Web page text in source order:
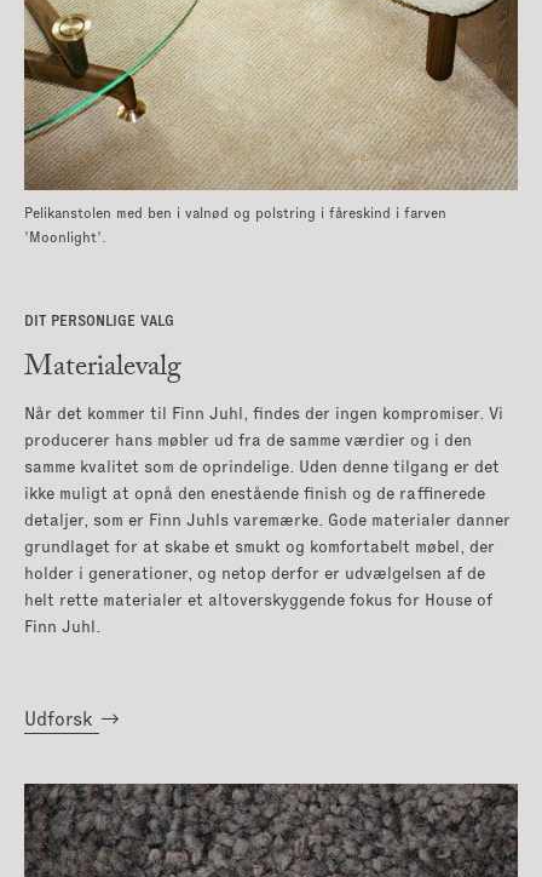
GÅ TIL KATEGORIER
Bænke|Fodskamler|
Hylder og opbevaring
|Lænestole
Skriveborde
Sofaborde|Sofaer
Spiseborde|Stole|
Tæpper|
Pelikanstolen med ben i valnød og polstring i fåreskind i farven
'Moonlight'.
DIT PERSONLIGE VALG
Materialevalg
Når det kommer til Finn Juhl, findes der ingen kompromiser. Vi
producerer hans møbler ud fra de samme værdier og i den
samme kvalitet som de oprindelige. Uden denne tilgang er det
ikke muligt at opnå den enestående finish og de raffinerede
detaljer, som er Finn Juhls varemærke. Gode materialer danner
grundlaget for at skabe et smukt og komfortabelt møbel, der
holder i generationer, og netop derfor er udvælgelsen af de
helt rette materialer et altoverskyggende fokus for House of
Finn Juhl.
Udforsk